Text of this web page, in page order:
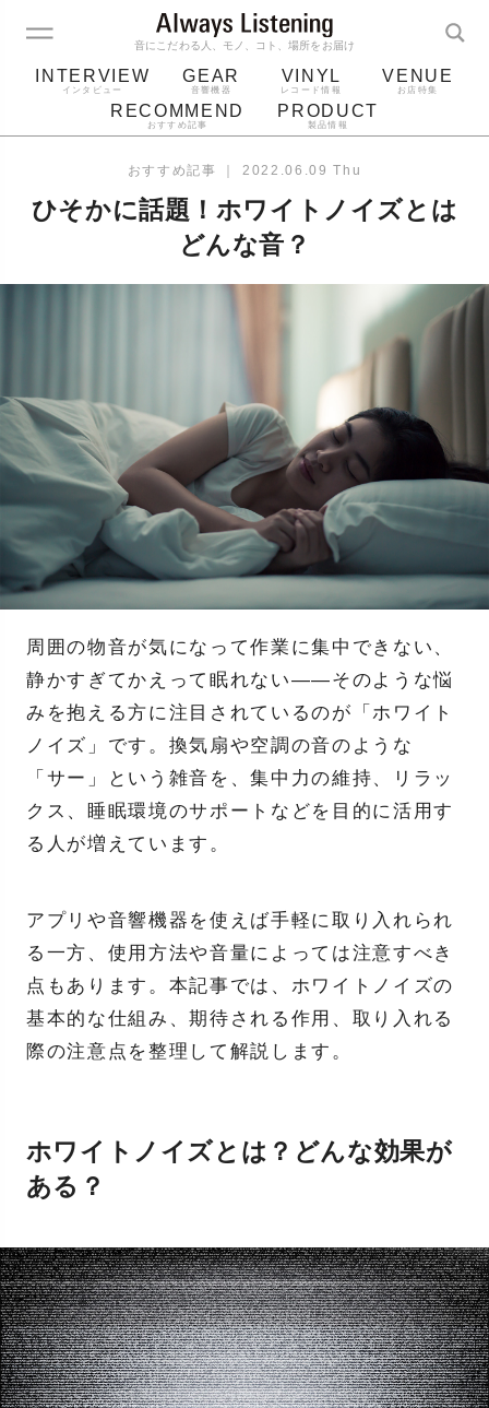
音にこだわる人、モノ、コト、場所をお届け
INTERVIEW
インタビュー
GEAR
音響機器
VINYL
レコード情報
VENUE
お店特集
RECOMMEND
おすすめ記事
PRODUCT
製品情報
ジャケット アルバム
レコード針
おすすめ記事 ｜ 2022.06.09 Thu
ひそかに話題！ホワイトノイズとは
どんな音？
周囲の物音が気になって作業に集中できない、
静かすぎてかえって眠れない——そのような悩
みを抱える方に注目されているのが「ホワイト
ノイズ」です。換気扇や空調の音のような
「サー」という雑音を、集中力の維持、リラッ
クス、睡眠環境のサポートなどを目的に活用す
る人が増えています。
アプリや音響機器を使えば手軽に取り入れられ
る一方、使用方法や音量によっては注意すべき
点もあります。本記事では、ホワイトノイズの
基本的な仕組み、期待される作用、取り入れる
際の注意点を整理して解説します。
ホワイトノイズとは？どんな効果が
ある？